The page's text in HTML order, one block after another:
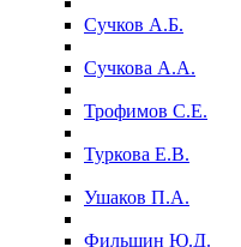
Сучков А.Б.
Сучкова А.А.
Трофимов С.Е.
Туркова Е.В.
Ушаков П.А.
Фильшин Ю.Д.